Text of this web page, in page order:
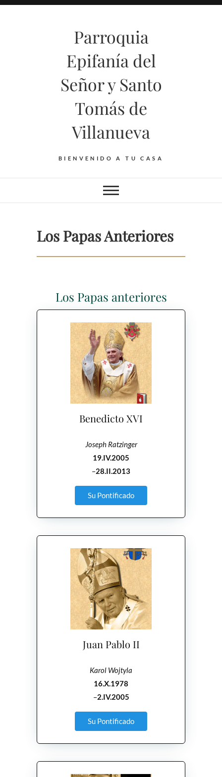
Saltar
Parroquia
Epifanía del
Señor y Santo
Tomás de
Villanueva
BIENVENIDO A TU CASA
Los Papas Anteriores
Los Papas anteriores
Benedicto XVI
Joseph Ratzinger
19.IV.2005
–28.II.2013
Su Pontificado
Juan Pablo II
Karol Wojtyla
16.X.1978
–2.IV.2005
Su Pontificado